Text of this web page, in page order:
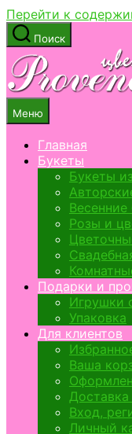
Перейти к
Поиск
Меню
Главная
Букеты
Букеты
Весенние
Розы и
Подарки и
Игрушки
Упаковка
Для клиентов
Ваша
Доставка
Вход,
Личный